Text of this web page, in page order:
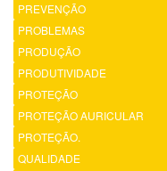
PREVENÇÃO
PROBLEMAS
PRODUÇÃO
PRODUTIVIDADE
PROTEÇÃO
PROTEÇÃO AURICULAR
PROTEÇÃO.
QUALIDADE